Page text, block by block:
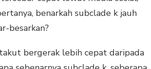
benarkah subclade k jauh
besarkan?
bergerak lebih cepat daripada